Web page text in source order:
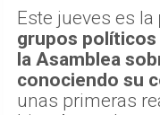
Este jueves es la
grupos políticos
la Asamblea
conociendo su
unas primeras